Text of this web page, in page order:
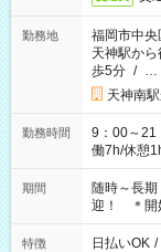
勤務地
福岡市中央
天神駅か
歩5分 / …
天神南
勤務時間
9：00～21：00の中
働7h/休憩
働8h/休憩
働7h/休憩1h)
る時間帯！
期間
随時～長
迎！ ＊開
特徴 日払いOK /